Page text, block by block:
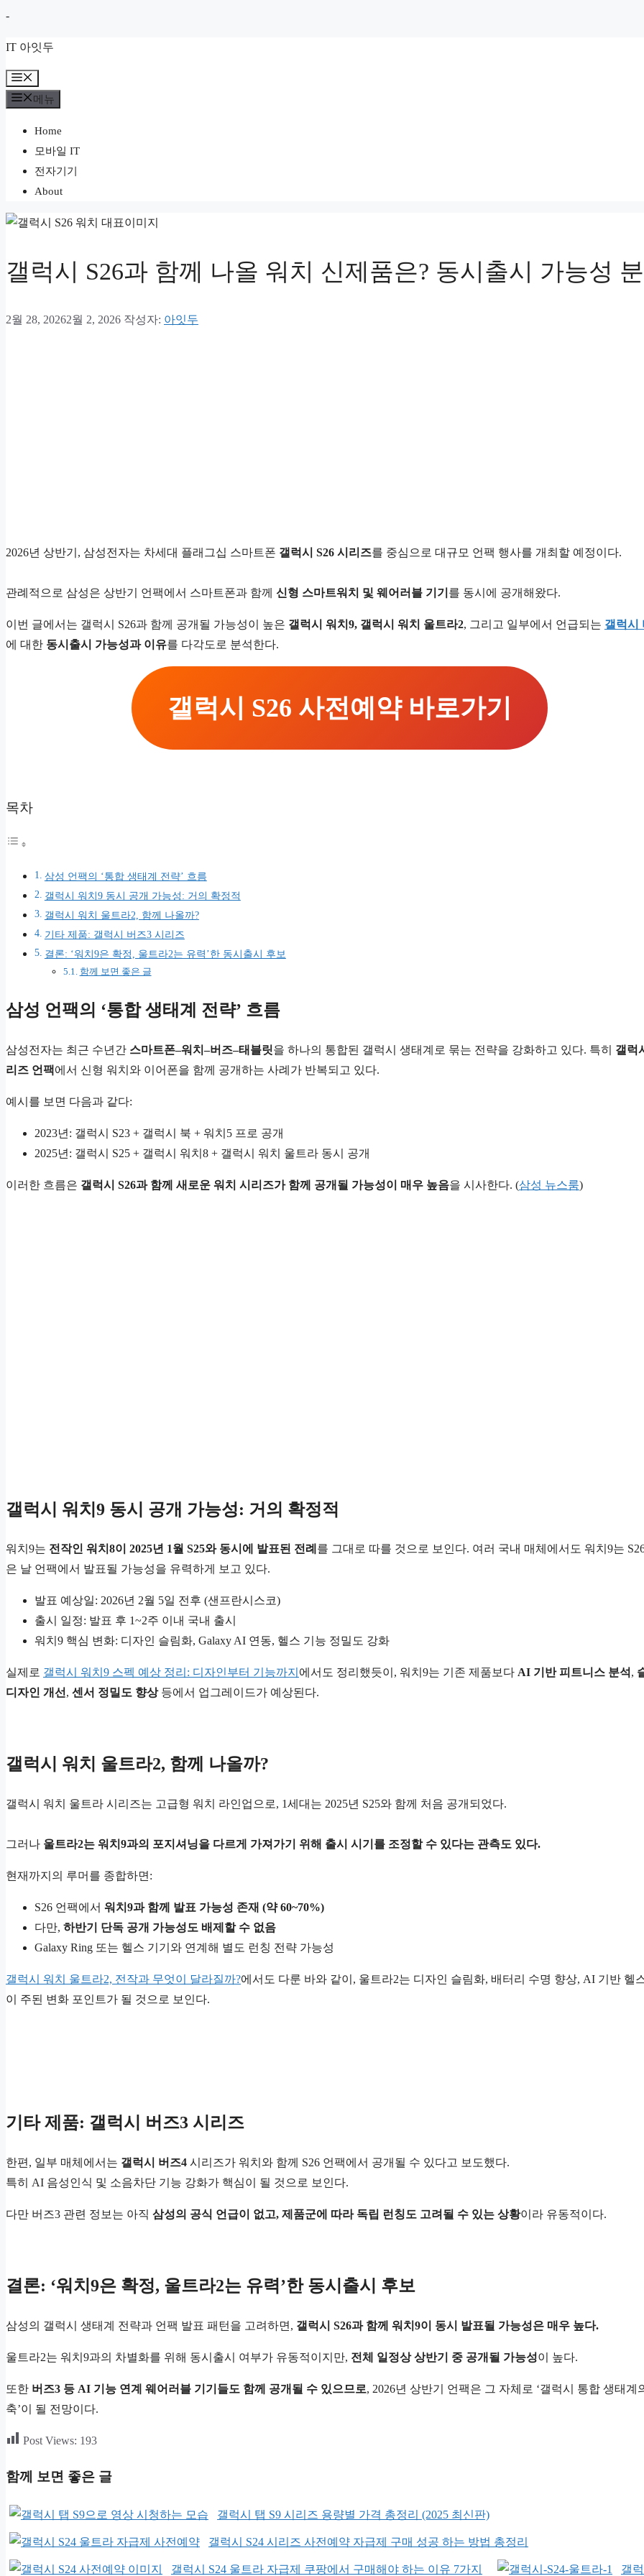
-컨
츠
로
건
IT 아잇두
뉴
메뉴
Home
모바일 IT
전자기기
About
갤럭시 S26과 함께 나올 워치 신제품은? 동시출시 가능성
2월 28, 20262월 2, 2026 작성자: 아잇두
2026년 상반기, 삼성전자는 차세대 플래그십 스마트폰 갤럭시 S26 시리즈를 중심으로 대규모 언팩 행사를 개최할 예정이다.
관례적으로 삼성은 상반기 언팩에서 스마트폰과 함께 신형 스마트워치 및 웨어러블 기기 를 동시에 공개해왔다.
이번 글에서는 갤럭시 S26과 함께 공개될 가능성이 높은 갤럭시 워치9, 갤럭시 워치 울트라2, 그리고 일부에서 언급되는 갤럭시
에 대한 동시출시 가능성과 이유를 다각도로 분석한다.
갤럭시 S26 사전예약 바로가기
목차
삼성 언팩의 ‘통합 생태계 전략’ 흐름
갤럭시 워치9 동시 공개 가능성: 거의 확정적
갤럭시 워치 울트라2, 함께 나올까?
기타 제품: 갤럭시 버즈3 시리즈
결론: ‘워치9은 확정, 울트라2는 유력’한 동시출시 후보
함께 보면 좋은 글
삼성 언팩의 ‘통합 생태계 전략’ 흐름
삼성전자는 최근 수년간 스마트폰–워치–버즈–태블릿을 하나의 통합된 갤럭시 생태계로 묶는 전략을 강화하고 있다. 특히 갤럭
리즈 언팩에서 신형 워치와 이어폰을 함께 공개하는 사례가 반복되고 있다.
예시를 보면 다음과 같다:
2023년: 갤럭시 S23 + 갤럭시 북 + 워치5 프로 공개
2025년: 갤럭시 S25 + 갤럭시 워치8 + 갤럭시 워치 울트라 동시 공개
이러한 흐름은 갤럭시 S26과 함께 새로운 워치 시리즈가 함께 공개될 가능성이 매우 높음을 시사한다. (삼성 뉴스룸)
갤럭시 워치9 동시 공개 가능성: 거의 확정적
워치9는 전작인 워치8이 2025년 1월 S25와 동시에 발표된 전례 를 그대로 따를 것으로 보인다. 여러 국내 매체에서도 워치9는
은 날 언팩에서 발표될 가능성을 유력하게 보고 있다.
발표 예상일: 2026년 2월 5일 전후 (샌프란시스코)
출시 일정: 발표 후 1~2주 이내 국내 출시
워치9 핵심 변화: 디자인 슬림화, Galaxy AI 연동, 헬스 기능 정밀도 강화
실제로 갤럭시 워치9 스펙 예상 정리: 디자인부터 기능까지 에서도 정리했듯이, 워치9는 기존 제품보다 AI 기반 피트니스 분석 ,
디자인 개선, 센서 정밀도 향상등에서 업그레이드가 예상된다.
갤럭시 워치 울트라2, 함께 나올까?
갤럭시 워치 울트라 시리즈는 고급형 워치 라인업으로, 1세대는 2025년 S25와 함께 처음 공개되었다.
그러나 울트라2는 워치9과의 포지셔닝을 다르게 가져가기 위해 출시 시기를 조정할 수 있다는 관측도 있다.
현재까지의 루머를 종합하면:
S26 언팩에서 워치9과 함께 발표 가능성 존재 (약 60~70%)
다만, 하반기 단독 공개 가능성도 배제할 수 없음
Galaxy Ring 또는 헬스 기기와 연계해 별도 런칭 전략 가능성
갤럭시 워치 울트라2, 전작과 무엇이 달라질까?에서도 다룬 바와 같이, 울트라2는 디자인 슬림화, 배터리 수명 향상, AI 기반 헬
이 주된 변화 포인트가 될 것으로 보인다.
기타 제품: 갤럭시 버즈3 시리즈
한편, 일부 매체에서는 갤럭시 버즈4 시리즈가 워치와 함께 S26 언팩에서 공개될 수 있다고 보도했다.
특히 AI 음성인식 및 소음차단 기능 강화가 핵심이 될 것으로 보인다.
다만 버즈3 관련 정보는 아직 삼성의 공식 언급이 없고, 제품군에 따라 독립 런칭도 고려될 수 있는 상황이라 유동적이다.
결론: ‘워치9은 확정, 울트라2는 유력’한 동시출시 후보
삼성의 갤럭시 생태계 전략과 언팩 발표 패턴을 고려하면, 갤럭시 S26과 함께 워치9이 동시 발표될 가능성은 매우 높다.
울트라2는 워치9과의 차별화를 위해 동시출시 여부가 유동적이지만, 전체 일정상 상반기 중 공개될 가능성이 높다.
또한 버즈3 등 AI 기능 연계 웨어러블 기기들도 함께 공개될 수 있으므로, 2026년 상반기 언팩은 그 자체로 ‘갤럭시 통합 생태계
축’이 될 전망이다.
Post Views: 193
함께 보면 좋은 글
갤럭시 탭 S9 시리즈 용량별 가격 총정리 (2025 최신판)
갤럭시 S24 시리즈 사전예약 자급제 구매 성공 하는 방법 총정리
갤럭시 S24 울트라 자급제 쿠팡에서 구매해야 하는 이유 7가지 갤